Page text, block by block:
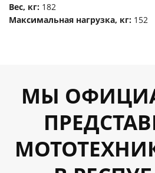
Вес, кг: 182
Максимальная нагрузка, кг: 152
МЫ